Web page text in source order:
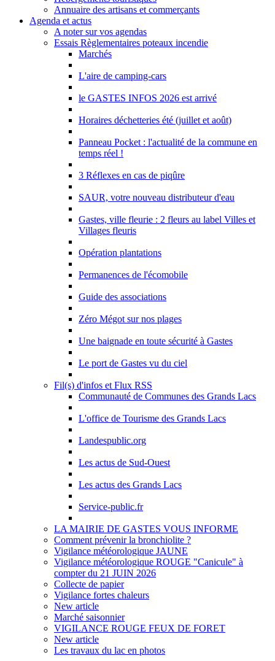
Annuaire des artisans et commerçants
Agenda et actus
A noter sur vos agendas
Essais Règlementaires poteaux incendie
Marchés
L'aire de camping-cars
le GASTES INFOS 2026 est arrivé
Horaires déchetteries été (juillet et août)
Panneau Pocket : l'actualité de la commune en
temps réel !
3 Réflexes en cas de piqûre
SAUR, votre nouveau distributeur d'eau
Gastes, ville fleurie : 2 fleurs au label Villes et
Villages fleuris
Opération plantations
Permanences de l'écomobile
Guide des associations
Zéro Mégot sur nos plages
Une baignade en toute sécurité à Gastes
Le port de Gastes vu du ciel
Fil(s) d'infos et Flux RSS
Communauté de Communes des Grands Lacs
L'office de Tourisme des Grands Lacs
Landespublic.org
Les actus de Sud-Ouest
Les actus des Grands Lacs
Service-public.fr
LA MAIRIE DE GASTES VOUS INFORME
Comment prévenir la bronchiolite ?
Vigilance météorologique JAUNE
Vigilance météorologique ROUGE "Canicule" à
compter du 21 JUIN 2026
Collecte de papier
Vigilance fortes chaleurs
New article
Marché saisonnier
VIGILANCE ROUGE FEUX DE FORET
New article
Les travaux du lac en photos